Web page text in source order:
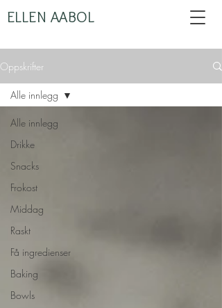
ELLEN AABOL
Oppskrifter
Alle innlegg
Drikke
Snacks
Frokost
Middag
Raskt
Få ingredienser
Baking
Bowls
Alle innlegg